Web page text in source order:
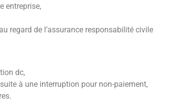
entreprise,
regard de l’assurance responsabilité civile
dc,
à une interruption pour non-paiement,